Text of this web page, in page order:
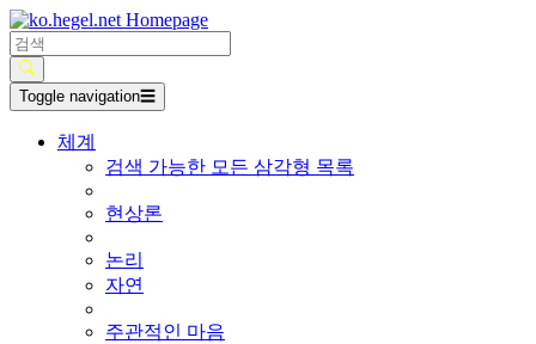
Toggle navigation☰
체계
검색 가능한 모든 삼각형 목록
현상론
논리
자연
주관적인 마음